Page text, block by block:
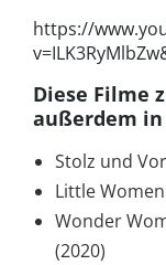
https://
Diese Filme
außerdem in
Stolz und
Little
Wonder
(2020)